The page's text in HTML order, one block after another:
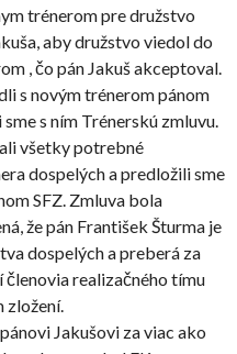
trénerom pre družstvo
aby družstvo viedol do
, čo pán Jakuš akceptoval.
s novým trénerom pánom
s ním Trénerskú zmluvu.
všetky potrebné
dospelých a predložili sme
SFZ. Zmluva bola
že pán František Šturma je
dospelých a preberá za
realizačného tímu
zložení.
Jakušovi za viac ako